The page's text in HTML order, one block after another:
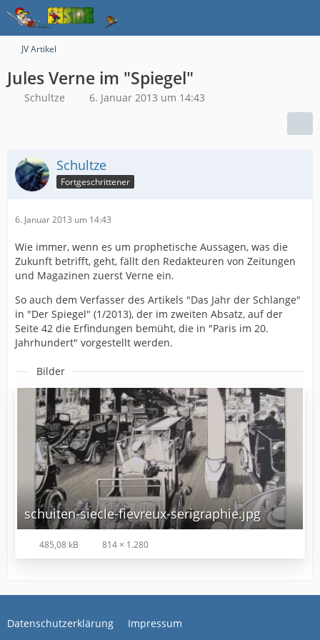
JV Artikel
Jules Verne im "Spiegel"
Schultze 6. Januar 2013 um 14:43
Schultze
Fortgeschrittener
6. Januar 2013 um 14:43
Wie immer, wenn es um prophetische Aussagen, was die
Zukunft betrifft, geht, fällt den Redakteuren von Zeitungen
und Magazinen zuerst Verne ein.
So auch dem Verfasser des Artikels "Das Jahr der Schlange"
in "Der Spiegel" (1/2013), der im zweiten Absatz, auf der
Seite 42 die Erfindungen bemüht, die in "Paris im 20.
Jahrhundert" vorgestellt werden.
Bilder
schuiten-siecle-fievreux-serigraphie.jpg
485,08 kB 814 × 1.280
Datenschutzerklärung Impressum